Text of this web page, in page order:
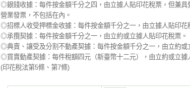
◎銀錢收據：每件按金額千分之四，由立據人貼印花稅票，但兼
營業發票，不包括在內。
◎招標人收受押標金收據：每件按金額千分之一，由立據人貼印花
◎承攬契據：每件按金額千分之一，由立約或立據人貼印花稅票。
◎典賣、讓受及分割不動產契據：每件按金額千分之一，由立約或
◎買賣動產契據：每件稅額四元（新臺幣十二元），由立約或立據
(印花稅法第5條、第7條)